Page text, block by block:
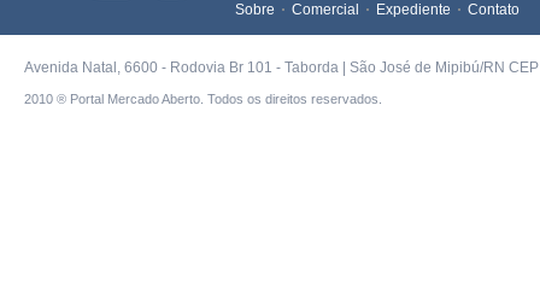
Sobre Comercial Expediente Contato
Avenida Natal, 6600 - Rodovia Br 101 - Taborda | São José de Mipibú/RN
2010 ® Portal Mercado Aberto. Todos os direitos reservados.